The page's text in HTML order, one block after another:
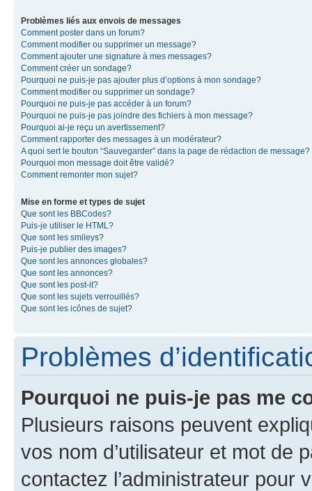
Problèmes liés aux envois de messages
Comment poster dans un forum?
Comment modifier ou supprimer un message?
Comment ajouter une signature à mes messages?
Comment créer un sondage?
Pourquoi ne puis-je pas ajouter plus d’options à mon sondage?
Comment modifier ou supprimer un sondage?
Pourquoi ne puis-je pas accéder à un forum?
Pourquoi ne puis-je pas joindre des fichiers à mon message?
Pourquoi ai-je reçu un avertissement?
Comment rapporter des messages à un modérateur?
A quoi sert le bouton “Sauvegarder” dans la page de rédaction de message?
Pourquoi mon message doit être validé?
Comment remonter mon sujet?
Mise en forme et types de sujet
Que sont les BBCodes?
Puis-je utiliser le HTML?
Que sont les smileys?
Puis-je publier des images?
Que sont les annonces globales?
Que sont les annonces?
Que sont les post-it?
Que sont les sujets verrouillés?
Que sont les icônes de sujet?
Problèmes
Pourquoi ne puis-je pas me
Plusieurs raisons peuvent
vos nom d’utilisateur et mot de
contactez l’administrateur pour